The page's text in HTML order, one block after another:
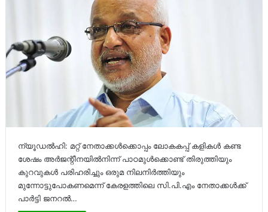
ന്യൂഡൽഹി: മറ്റ് നേതാക്കൾക്കൊപ്പം ലോകകപ്പ് കളികൾ കണ്ട
ശേഷം അർജന്റീനയിൽനിന്ന് പാഠമുൾക്കൊണ്ട് തിരുത്തിയും
കുറവുകൾ പരിഹരിച്ചും ഒരുമ നിലനിർത്തിയും
മുന്നോട്ടുപോകണമെന്ന് കേരളത്തിലെ സി.പി.എം നേതാക്കൾക്ക്
പാർട്ടി ജനറൽ…